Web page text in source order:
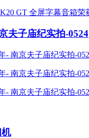
夫子庙纪实拍-0524